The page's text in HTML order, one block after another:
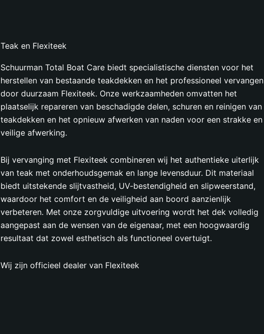
Teak en Flexiteek
Schuurman Total Boat Care biedt specialistische diensten voor het
herstellen van bestaande teakdekken en het professioneel vervangen
door duurzaam Flexiteek. Onze werkzaamheden omvatten het
plaatselijk repareren van beschadigde delen, schuren en reinigen van
teakdekken en het opnieuw afwerken van naden voor een strakke en
veilige afwerking.
Bij vervanging met Flexiteek combineren wij het authentieke uiterlijk
van teak met onderhoudsgemak en lange levensduur. Dit materiaal
biedt uitstekende slijtvastheid, UV-bestendigheid en slipweerstand,
waardoor het comfort en de veiligheid aan boord aanzienlijk
verbeteren. Met onze zorgvuldige uitvoering wordt het dek volledig
aangepast aan de wensen van de eigenaar, met een hoogwaardig
resultaat dat zowel esthetisch als functioneel overtuigt.
Wij zijn officieel dealer van Flexiteek